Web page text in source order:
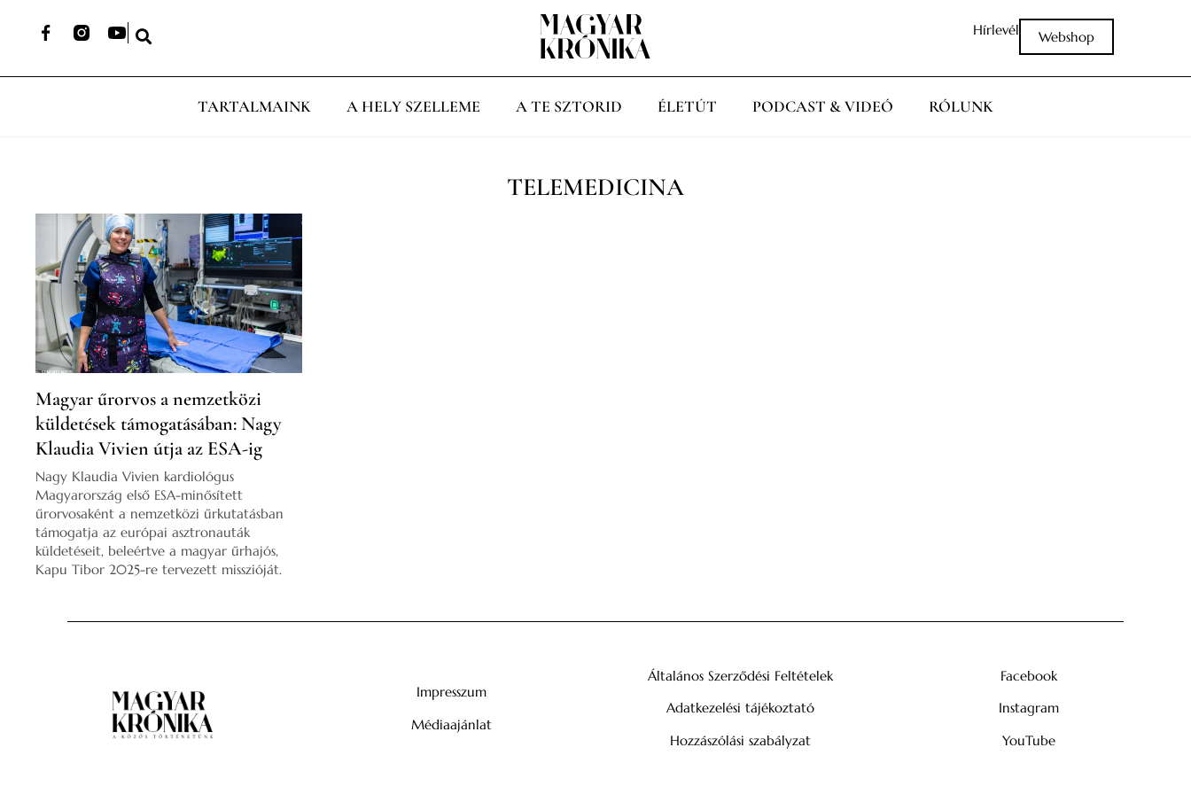
Hírlevél Webshop
TARTALMAINK A HELY SZELLEME A TE SZTORID ÉLETÚT PODCAST & VIDEÓ RÓLUNK
TELEMEDICINA
Magyar űrorvos a nemzetközi
küldetések támogatásában: Nagy
Klaudia Vivien útja az ESA-ig
Nagy Klaudia Vivien kardiológus
Magyarország első ESA-minősített
űrorvosaként a nemzetközi űrkutatásban
támogatja az európai asztronauták
küldetéseit, beleértve a magyar űrhajós,
Kapu Tibor 2025-re tervezett misszióját.
Impresszum
Médiaajánlat
Általános Szerződési Feltételek
Adatkezelési tájékoztató
Hozzászólási szabályzat
Facebook
Instagram
YouTube